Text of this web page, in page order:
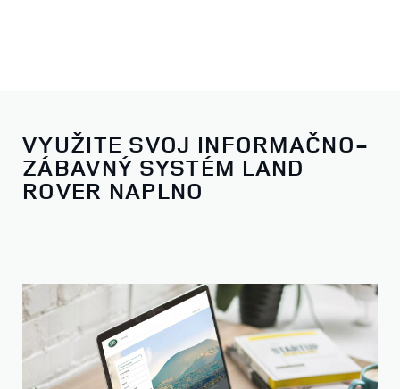
VYUŽITE SVOJ INFORMAČNO-
ZÁBAVNÝ SYSTÉM LAND
ROVER NAPLNO